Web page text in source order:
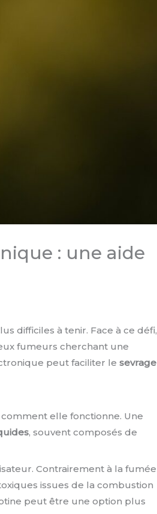
: une aide
difficiles à tenir. Face à ce défi,
fumeurs cherchant une
peut faciliter lesevrage
elle fonctionne. Une
, souvent composés de
Contrairement à la fumée
issues de la combustion
peut être une option plus